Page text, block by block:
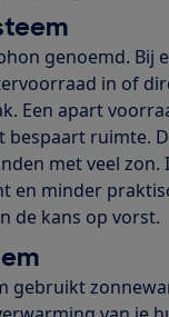
genoemd. Bij
in of
Een apart
bespaart ruimte.
met veel zon.
en minder
de kans op vorst.
gebruikt